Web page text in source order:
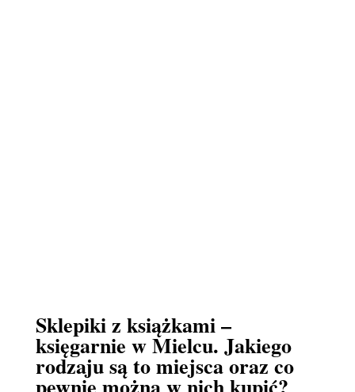
Sklepiki z książkami –
księgarnie w Mielcu. Jakiego
rodzaju są to miejsca oraz co